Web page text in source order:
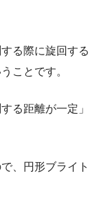
る際に旋回する
ことです。
る距離が一定」
、円形ブライト